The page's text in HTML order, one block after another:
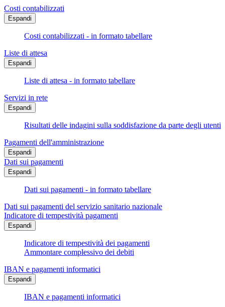
Costi contabilizzati
Espandi
Costi contabilizzati - in formato tabellare
Liste di attesa
Espandi
Liste di attesa - in formato tabellare
Servizi in rete
Espandi
Risultati delle indagini sulla soddisfazione da parte degli utenti
Pagamenti dell'amministrazione
Espandi
Dati sui pagamenti
Espandi
Dati sui pagamenti - in formato tabellare
Dati sui pagamenti del servizio sanitario nazionale
Indicatore di tempestività pagamenti
Espandi
Indicatore di tempestività dei pagamenti
Ammontare complessivo dei debiti
IBAN e pagamenti informatici
Espandi
IBAN e pagamenti informatici